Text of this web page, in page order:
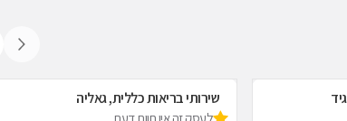
שירותי בריאות כללית, גאליה